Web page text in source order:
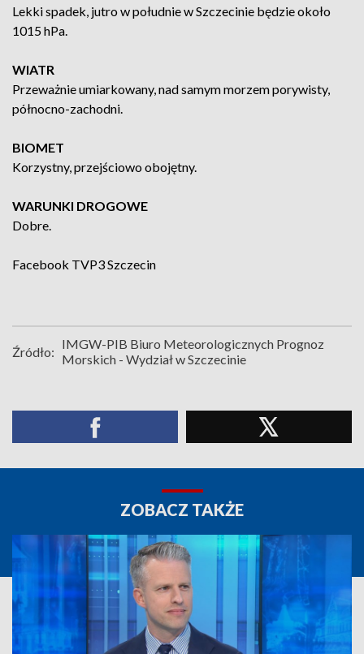
Lekki spadek, jutro w południe w Szczecinie będzie około
1015 hPa.
WIATR
Przeważnie umiarkowany, nad samym morzem porywisty,
północno-zachodni.
BIOMET
Korzystny, przejściowo obojętny.
WARUNKI DROGOWE
Dobre.
Facebook TVP3 Szczecin
Źródło: IMGW-PIB Biuro Meteorologicznych Prognoz
Morskich - Wydział w Szczecinie
ZOBACZ TAKŻE